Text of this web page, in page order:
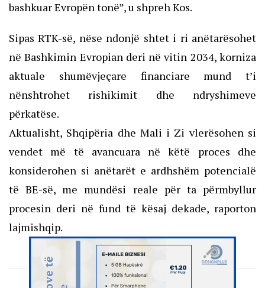
bashkuar Evropën tonë”, u shpreh Kos.
Sipas RTK-së, nëse ndonjë shtet i ri anëtarësohet
në Bashkimin Evropian deri në vitin 2034, korniza
aktuale shumëvjeçare financiare mund t’i
nënshtrohet rishikimit dhe ndryshimeve
përkatëse.
Aktualisht, Shqipëria dhe Mali i Zi vlerësohen si
vendet më të avancuara në këtë proces dhe
konsiderohen si anëtarët e ardhshëm potencialë
të BE-së, me mundësi reale për ta përmbyllur
procesin deri në fund të kësaj dekade, raporton
lajmishqip.